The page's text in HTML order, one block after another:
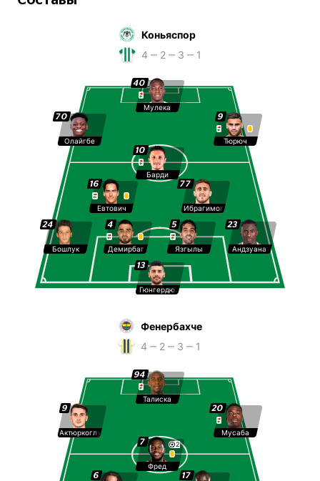
Коньяспор
4 ‒ 2 ‒ 3 ‒ 1
40
Мулека
23
Андзуана
9
Тюрюч
77
Ибрагимоглу
16
Евтович
10
Барди
5
Язгылы
13
Гюнгердю
4
Демирбаг
70
Олайгбе
24
Бошлук
Фенербахче
4 ‒ 2 ‒ 3 ‒ 1
20
Мусаба
9
Актюркоглу
6
94
Талиска
17
7
Фред
2